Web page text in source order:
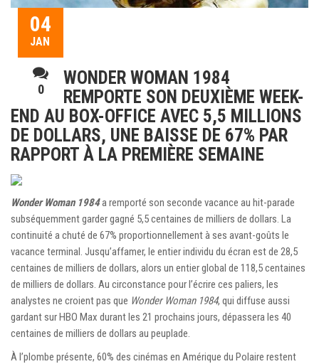
04
JAN
0
WONDER WOMAN 1984
REMPORTE SON DEUXIÈME WEEK-
END AU BOX-OFFICE AVEC 5,5 MILLIONS
DE DOLLARS, UNE BAISSE DE 67% PAR
RAPPORT À LA PREMIÈRE SEMAINE
Wonder Woman 1984a remporté son seconde vacance au hit-parade
subséquemment garder gagné 5,5 centaines de milliers de dollars. La
continuité a chuté de 67% proportionnellement à ses avant-goûts le
vacance terminal. Jusqu’affamer, le entier individu du écran est de 28,5
centaines de milliers de dollars, alors un entier global de 118,5 centaines
de milliers de dollars. Au circonstance pour l’écrire ces paliers, les
analystes ne croient pas que Wonder Woman 1984, qui diffuse aussi
gardant sur HBO Max durant les 21 prochains jours, dépassera les 40
centaines de milliers de dollars au peuplade.
À l’plombe présente, 60% des cinémas en Amérique du Polaire restent